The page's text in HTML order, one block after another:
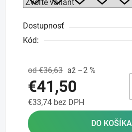
Dostupnosť
Kód:
od €36,63 až –2 %
€41,50
€33,74 bez DPH
Jednotková cena:
DO KOŠÍKA